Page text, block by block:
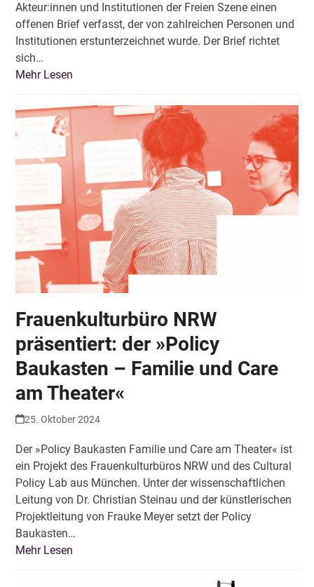
Akteur:innen und Institutionen der Freien Szene einen
offenen Brief verfasst, der von zahlreichen Personen und
Institutionen erstunterzeichnet wurde. Der Brief richtet
sich…
Mehr Lesen
Frauenkulturbüro NRW
präsentiert: der »Policy
Baukasten – Familie und Care
am Theater«
25. Oktober 2024
Der »Policy Baukasten Familie und Care am Theater« ist
ein Projekt des Frauenkulturbüros NRW und des Cultural
Policy Lab aus München. Unter der wissenschaftlichen
Leitung von Dr. Christian Steinau und der künstlerischen
Projektleitung von Frauke Meyer setzt der Policy
Baukasten…
Mehr Lesen